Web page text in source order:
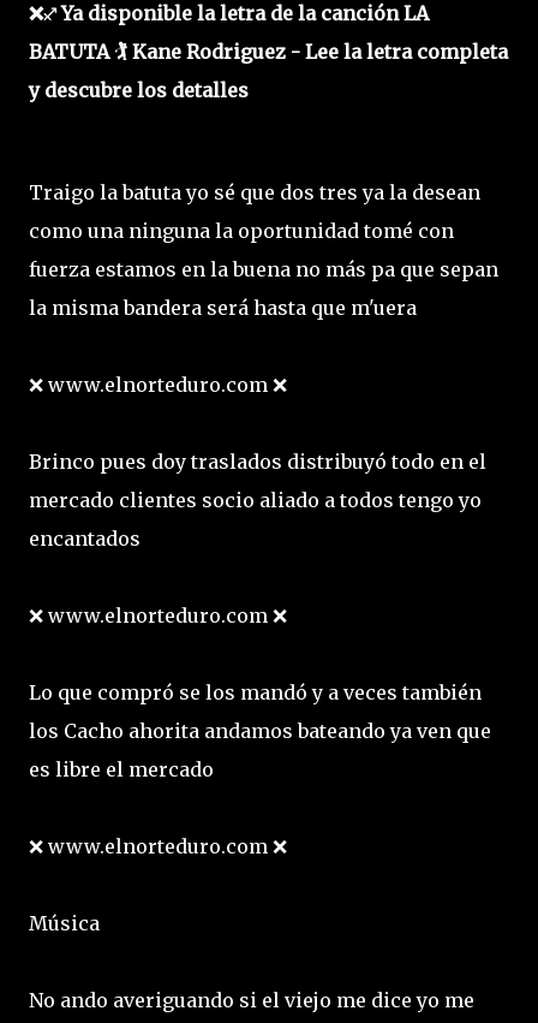
❌♐ Ya disponible la letra de la canción LA
BATUTA 🏌️ Kane Rodriguez - Lee la letra completa
y descubre los detalles
Traigo la batuta yo sé que dos tres ya la desean
como una ninguna la oportunidad tomé con
fuerza estamos en la buena no más pa que sepan
la misma bandera será hasta que m'uera
❌ www.elnorteduro.com ❌
Brinco pues doy traslados distribuyó todo en el
mercado clientes socio aliado a todos tengo yo
encantados
❌ www.elnorteduro.com ❌
Lo que compró se los mandó y a veces también
los Cacho ahorita andamos bateando ya ven que
es libre el mercado
❌ www.elnorteduro.com ❌
Música
No ando averiguando si el viejo me dice yo me